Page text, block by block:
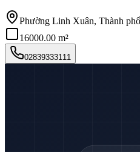
Phường Linh Xuân, Thành
16000.00 m²
02839333111